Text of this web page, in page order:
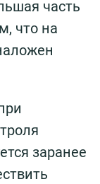
часть
что на
заранее